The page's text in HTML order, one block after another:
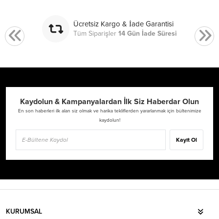
Ücretsiz Kargo & İade Garantisi
Tüm Siparişler14 Gün İade Süresi
Kaydolun & Kampanyalardan İlk Siz Haberdar Olun
En son haberleri ilk alan siz olmak ve harika tekliflerden yararlanmak için bültenimize
kaydolun!
Kayıt Ol
KURUMSAL